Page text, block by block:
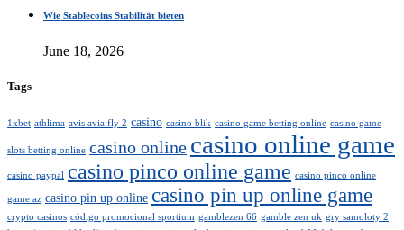
Wie Stablecoins Stabilität bieten
June 18, 2026
Tags
1xbet athlima avis avia fly 2 casino casino blik casino game betting online casino game
slots betting online casino online casino online game
casino paypal casino pinco online game casino pinco online
game az casino pin up online casino pin up online game
crypto casinos código promocional sportium gamblezen 66 gamble zen uk gry samoloty 2